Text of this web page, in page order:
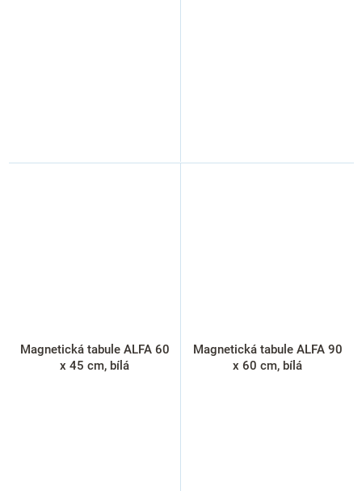
Magnetická tabule ALFA 60
x 45 cm, bílá
Magnetická tabule ALFA 90
x 60 cm, bílá